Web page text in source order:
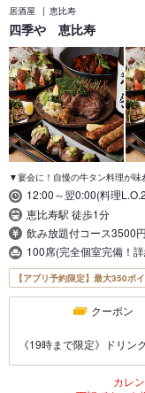
居酒屋 恵比寿
四季や 恵比寿
▼宴会に！自慢の牛タン料理が
12:00～翌0:00(料理
恵比寿駅 徒歩1分
飲み放題付コース3500
100席(完全個室完備！
【アプリ予約限定】最大350ポ
クーポン
《19時まで限定》ドリ
カレ